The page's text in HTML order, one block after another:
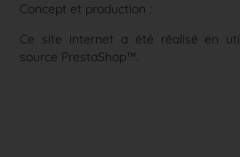
Concept et production :
Ce site internet a été réalisé en
source PrestaShop™.